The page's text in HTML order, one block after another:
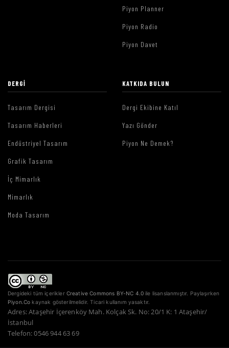
Piyon Planner
Piyon Radio
Piyon Davet
DERGI
Tasarım Dergisi
Tasarım Haberleri
Endüstriyel Tasarım
Grafik Tasarım
İç Mimarlık
Mimarlık
Moda Tasarım
KATKIDA BULUN
Dergi Ekibine Katıl
Yazı Gönder
Piyon Ne Demek?
Dergideki tüm içerikler Creative Commons BY-NC 4.0 ile lisanslanmıştır. Paylaşırken
Piyon.Co kaynak gösterilmelidir. Ticari kullanım yasaktır.
Adres: Ataşehir İçerenköy Mah. Kolçak Sk. No: 20/1 K: 1 Ataşehir/
İstanbul
Telefon: 0546 944 63 69